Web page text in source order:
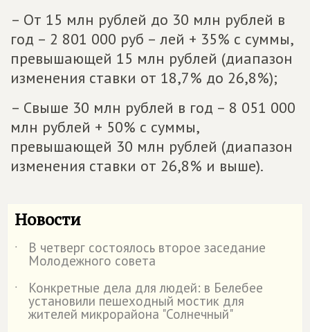
– От 15 млн рублей до 30 млн рублей в
год – 2 801 000 руб – лей + 35% с суммы,
превышающей 15 млн рублей (диапазон
изменения ставки от 18,7% до 26,8%);
– Свыше 30 млн рублей в год – 8 051 000
млн рублей + 50% с суммы,
превышающей 30 млн рублей (диапазон
изменения ставки от 26,8% и выше).
Новости
˙ В четверг состоялось второе заседание
Молодежного совета
˙
Конкретные дела для людей: в Белебее
установили пешеходный мостик для
жителей микрорайона "Солнечный"